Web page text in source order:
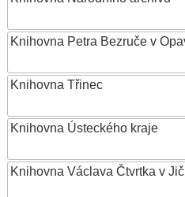
Knihovna Petra Bezruče v
Knihovna Třinec
Knihovna Ústeckého kraje
Knihovna Václava Čtvrtka v